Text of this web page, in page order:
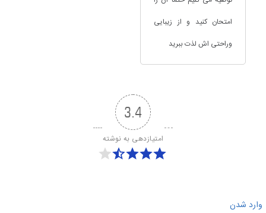
امتحان کنید و از زیبایی
وراحتی اش لذت ببرید
3.4
امتیازدهی به نوشته
وارد شدن